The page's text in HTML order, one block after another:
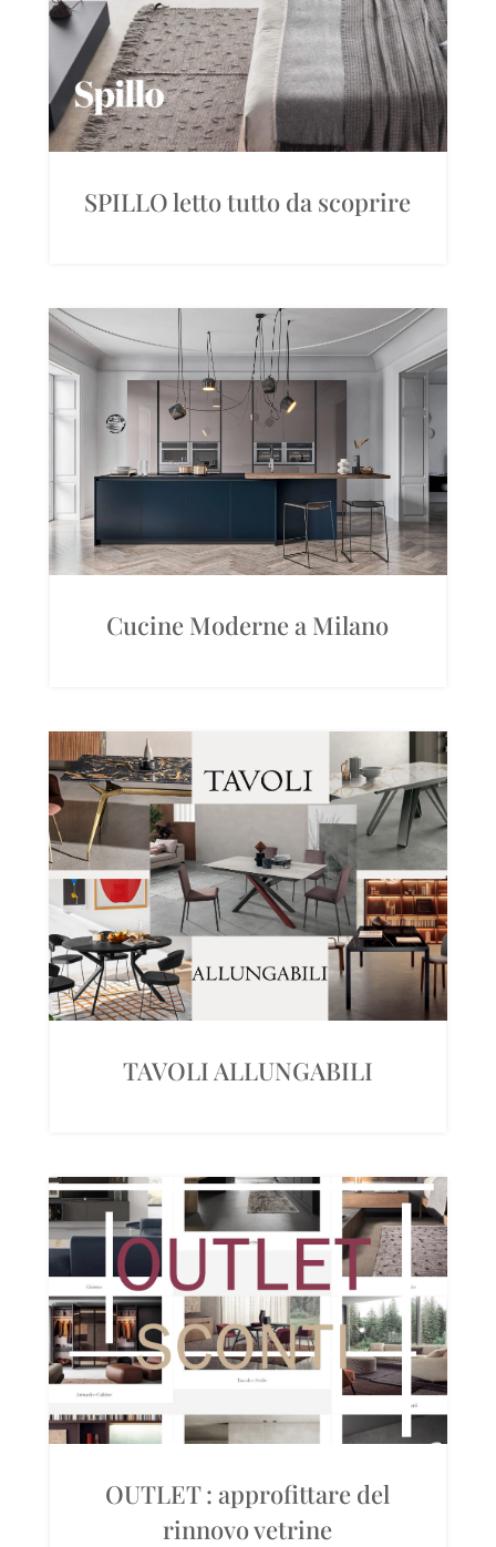
SPILLO letto tutto da scoprire
Cucine Moderne a Milano
TAVOLI ALLUNGABILI
OUTLET : approfittare del
rinnovo vetrine